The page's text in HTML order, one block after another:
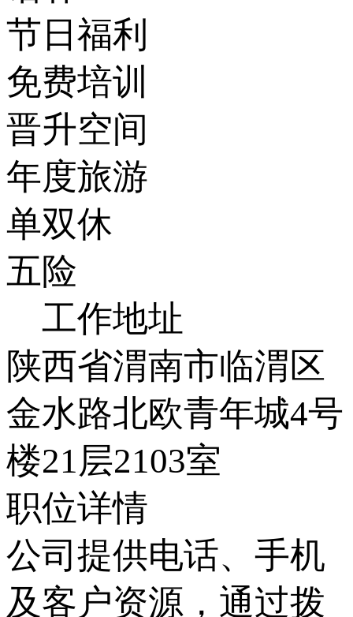
节日福利
免费培训
晋升空间
年度旅游
单双休
五险
工作地址
陕西省渭南市临渭区
金水路北欧青年城4号
楼21层2103室
职位详情
公司提供电话、手机
及客户资源，通过拨